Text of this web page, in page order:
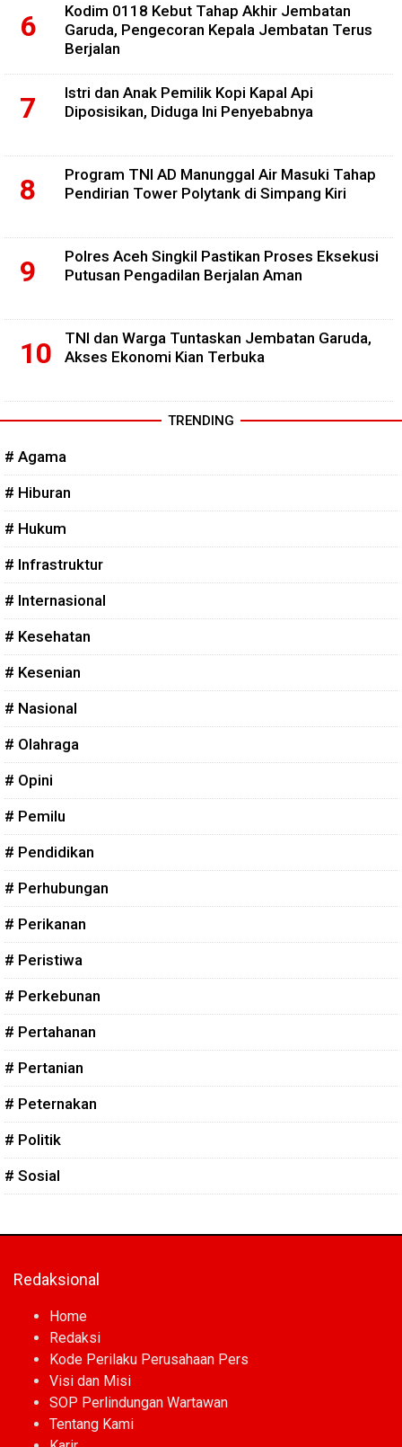
Kodim 0118 Kebut Tahap Akhir Jembatan
Garuda, Pengecoran Kepala Jembatan Terus
Berjalan
Istri dan Anak Pemilik Kopi Kapal Api
Diposisikan, Diduga Ini Penyebabnya
Program TNI AD Manunggal Air Masuki Tahap
Pendirian Tower Polytank di Simpang Kiri
Polres Aceh Singkil Pastikan Proses Eksekusi
Putusan Pengadilan Berjalan Aman
TNI dan Warga Tuntaskan Jembatan Garuda,
Akses Ekonomi Kian Terbuka
TRENDING
# Agama
# Hiburan
# Hukum
# Infrastruktur
# Internasional
# Kesehatan
# Kesenian
# Nasional
# Olahraga
# Opini
# Pemilu
# Pendidikan
# Perhubungan
# Perikanan
# Peristiwa
# Perkebunan
# Pertahanan
# Pertanian
# Peternakan
# Politik
# Sosial
Redaksional
Home
Redaksi
Kode Perilaku Perusahaan Pers
Visi dan Misi
SOP Perlindungan Wartawan
Tentang Kami